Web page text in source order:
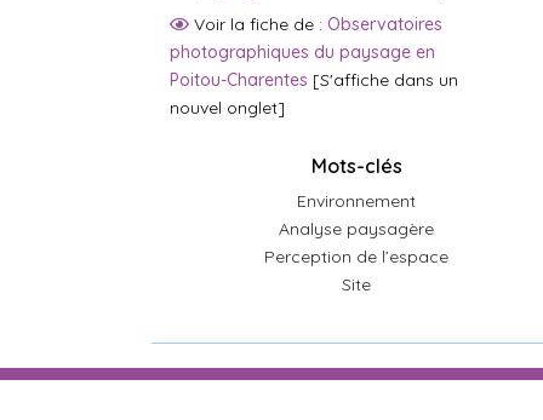
Voir la fiche de : Observatoires
photographiques du paysage en
Poitou-Charentes [S'affiche dans un
nouvel onglet]
Mots-clés
Environnement
Analyse paysagère
Perception de l’espace
Site